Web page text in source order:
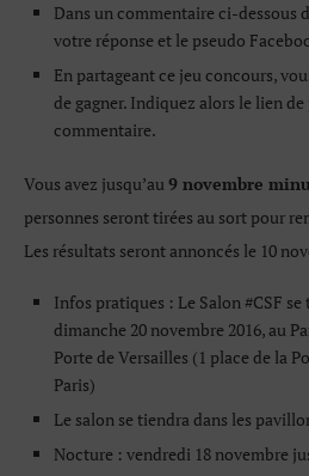
Dans un commentaire ci-dessous
votre réponse et le pseudo
En partageant ce jeu concours,
de gagner. Indiquez alors le lien
commentaire.
Vous avez jusqu’au 9 novembre
personnes seront tirées au sort pour
Les résultats seront annoncés le 10
Infos pratiques : Le Salon #CSF
dimanche 20 novembre 2016, au
Porte de Versailles (1 place de la
Paris)
Le salon se tiendra dans les
Nocture : vendredi 18 novembre